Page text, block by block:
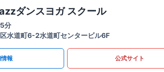
ダンスヨガ スクール
分
水道町6-2水道町センタービル6F
報 公式サイト